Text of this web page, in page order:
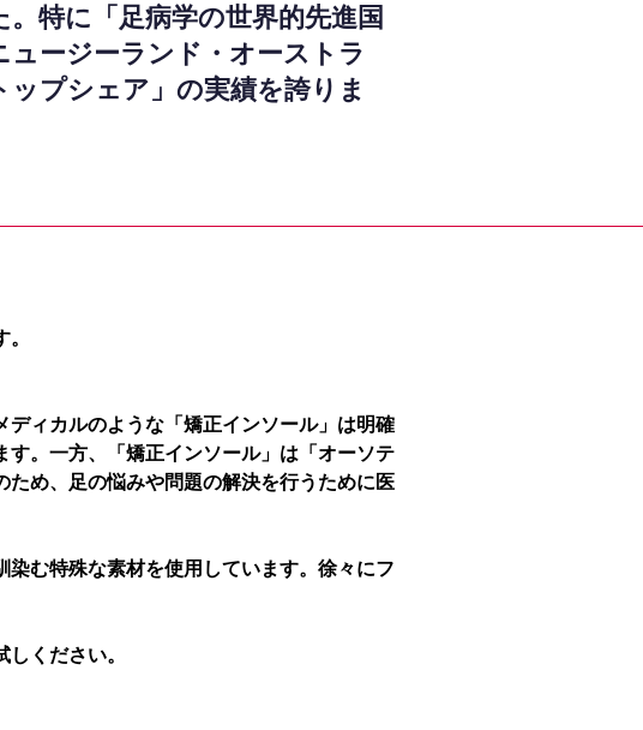
。特に「足病学の世界的先進国
ュージーランド・オーストラ
ップシェア」の実績を誇りま
ィカルのような「矯正インソール」は明確
。一方、「矯正インソール」は「オーソテ
め、足の悩みや問題の解決を行うために医
む特殊な素材を使用しています。徐々にフ
ください。